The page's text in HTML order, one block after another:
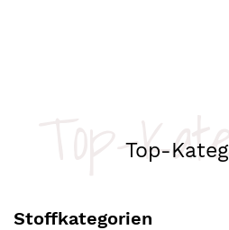
Top-
Top-
Stoffkategorien